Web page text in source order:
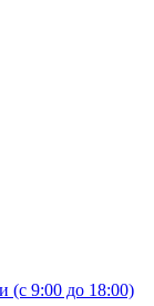
(с 9:00 до 18:00)